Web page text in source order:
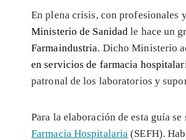
En plena crisis, con profesionales
Ministerio de Sanidad le hace un
Farmaindustria. Dicho Ministerio
en servicios de farmacia
patronal de los laboratorios y
Para la elaboración de esta guía
Farmacia Hospitalaria (SEFH).